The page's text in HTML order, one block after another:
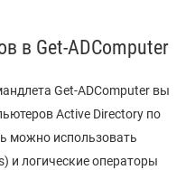
в Get-ADComputer
Get-ADComputer вы
Active Directory по
можно использовать
и логические операторы